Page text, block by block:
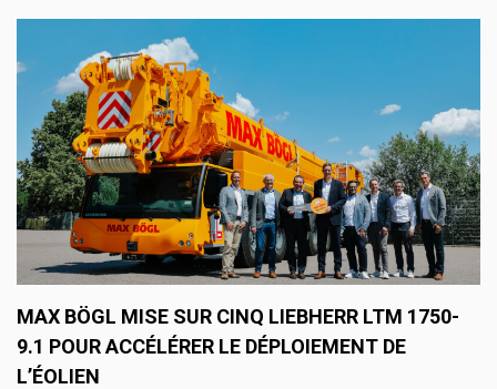
MAX BÖGL MISE SUR CINQ LIEBHERR LTM 1750-
9.1 POUR ACCÉLÉRER LE DÉPLOIEMENT DE
L’ÉOLIEN